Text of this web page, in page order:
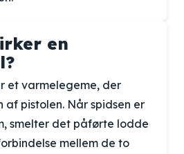
en
et varmelegeme, der
af pistolen. Når spidsen er
smelter det påførte lodde
mellem de to